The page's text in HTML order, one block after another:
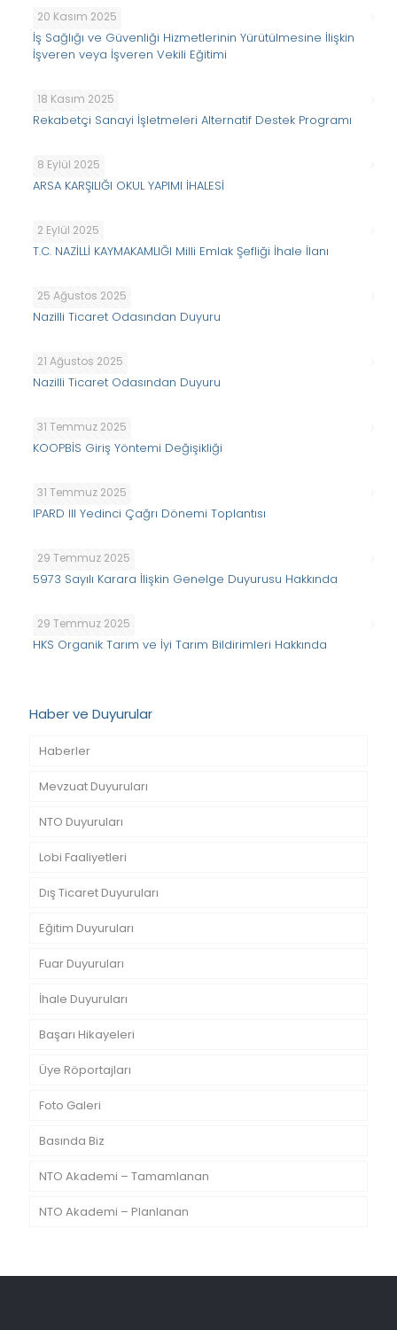
20 Kasım 2025
İş Sağlığı ve Güvenliği Hizmetlerinin Yürütülmesine İlişkin
İşveren veya İşveren Vekili Eğitimi
18 Kasım 2025
Rekabetçi Sanayi İşletmeleri Alternatif Destek Programı
8 Eylül 2025
ARSA KARŞILIĞI OKUL YAPIMI İHALESİ
2 Eylül 2025
T.C. NAZİLLİ KAYMAKAMLIĞI Milli Emlak Şefliği İhale İlanı
25 Ağustos 2025
Nazilli Ticaret Odasından Duyuru
21 Ağustos 2025
Nazilli Ticaret Odasından Duyuru
31 Temmuz 2025
KOOPBİS Giriş Yöntemi Değişikliği
31 Temmuz 2025
IPARD III Yedinci Çağrı Dönemi Toplantısı
29 Temmuz 2025
5973 Sayılı Karara İlişkin Genelge Duyurusu Hakkında
29 Temmuz 2025
HKS Organik Tarım ve İyi Tarım Bildirimleri Hakkında
Haber ve Duyurular
Haberler
Mevzuat Duyuruları
NTO Duyuruları
Lobi Faaliyetleri
Dış Ticaret Duyuruları
Eğitim Duyuruları
Fuar Duyuruları
İhale Duyuruları
Başarı Hikayeleri
Üye Röportajları
Foto Galeri
Basında Biz
NTO Akademi – Tamamlanan
NTO Akademi – Planlanan